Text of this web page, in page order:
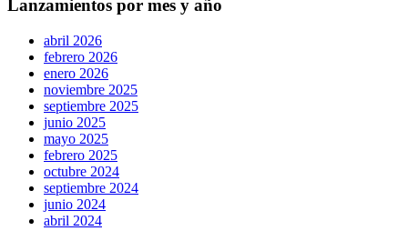
Lanzamientos por mes y año
abril 2026
febrero 2026
enero 2026
noviembre 2025
septiembre 2025
junio 2025
mayo 2025
febrero 2025
octubre 2024
septiembre 2024
junio 2024
abril 2024